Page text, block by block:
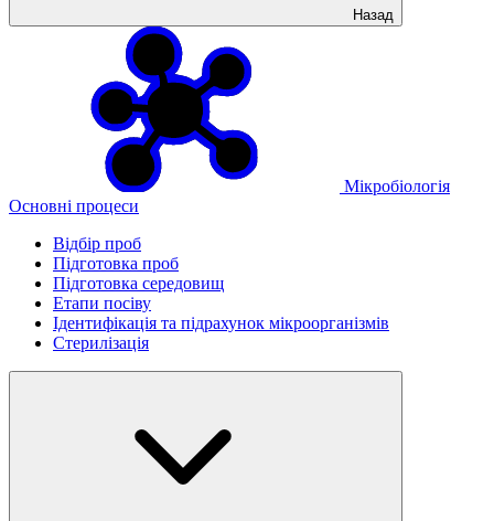
Назад
Мікробіологія
Основні процеси
Відбір проб
Підготовка проб
Підготовка середовищ
Етапи посіву
Ідентифікація та підрахунок мікроорганізмів
Стерилізація